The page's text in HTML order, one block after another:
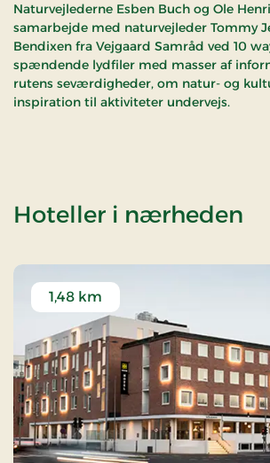
Naturvejlederne Esben Buch og Ole
samarbejde med naturvejleder Tommy
Bendixen fra Vejgaard Samråd ved 10
spændende lydfiler med masser af
rutens seværdigheder, om natur- og
inspiration til aktiviteter undervejs.
Hoteller i nærheden
1,48 km